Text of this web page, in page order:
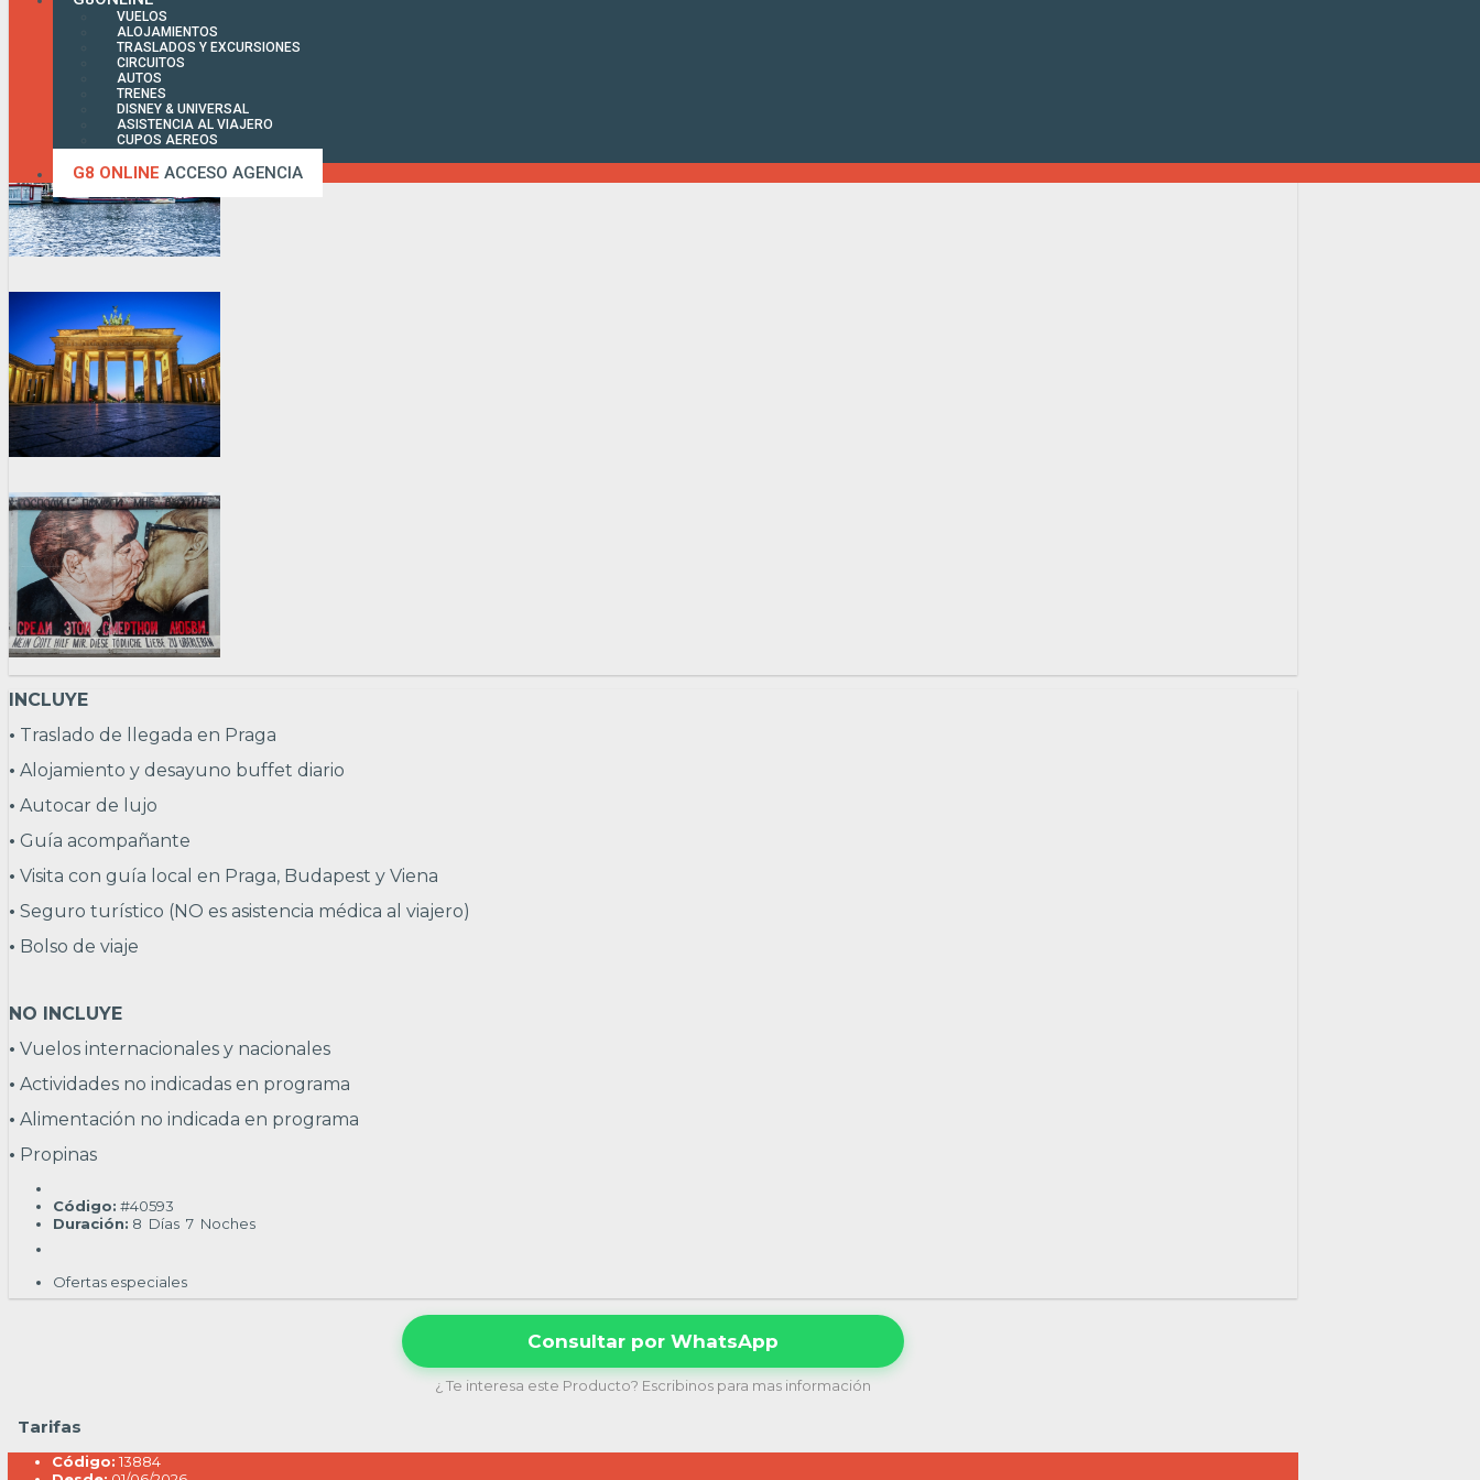
VUELOS
ALOJAMIENTOS
TRASLADOS Y EXCURSIONES
CIRCUITOS
AUTOS
TRENES
DISNEY & UNIVERSAL
ASISTENCIA AL VIAJERO
CUPOS AEREOS
G8 ONLINE ACCESO AGENCIA
INCLUYE
• Traslado de llegada en Praga
• Alojamiento y desayuno buffet diario
• Autocar de lujo
• Guía acompañante
• Visita con guía local en Praga, Budapest y Viena
• Seguro turístico (NO es asistencia médica al viajero)
• Bolso de viaje
NO INCLUYE
• Vuelos internacionales y nacionales
• Actividades no indicadas en programa
• Alimentación no indicada en programa
• Propinas
Código: #40593
Duración: 8 Días 7 Noches
Ofertas especiales
Consultar por WhatsApp
¿ Te interesa este Producto? Escribinos para mas información
Tarifas
Código: 13884